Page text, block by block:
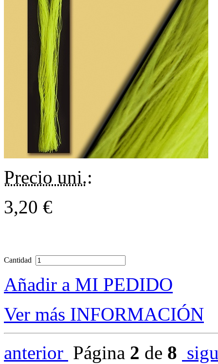
Precio uni.:
3,20 €
Cantidad
Añadir a MI PEDIDO
Ver más INFORMACIÓN
anterior Página 2 de 8